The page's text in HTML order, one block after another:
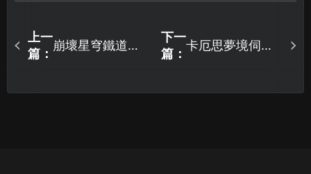
上一
篇：
崩壞星穹鐵道手
南！
下一
篇：
卡厄思夢境伺服
攻略！